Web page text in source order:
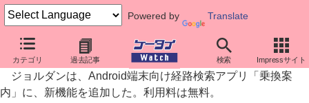
Powered by Translate
カテゴリ 過去記事 検索 Impressサイト
ジョルダン、Android版「乗換案内」に最寄駅検索機能
ジョルダンは、Android端末向け経路検索アプリ「乗換案
内」に、新機能を追加した。利用料は無料。